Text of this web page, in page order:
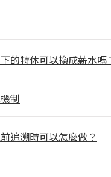
的特休可以換成薪水嗎
制
追溯時可以怎麼做？